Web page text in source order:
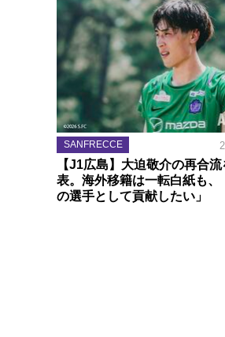
SANFRECCE
【J1広島】大迫敬介の再合
表。海外移籍は一転白紙も、
の選手として貢献したい」